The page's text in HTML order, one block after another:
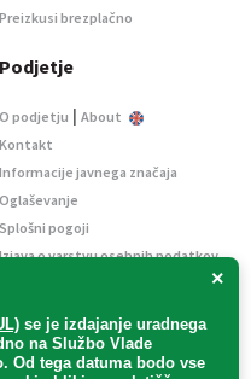
×
se je izdajanje uradnega
na Službo Vlade
. Od tega datuma bodo vse
Preizkusi brezplačno
Podjetje
O podjetju | About
Kontakt
Informacije javnega značaja
Oglaševanje
Splošni pogoji
Izjava o varstvu osebnih podatkov